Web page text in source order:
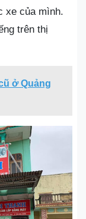
xe của mình.
trên thị
ở Quảng